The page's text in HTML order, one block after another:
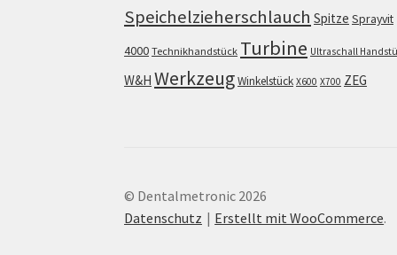
Speichelzieherschlauch Spitze Sprayvit
4000 Technikhandstück Turbine Ultraschall
W&H WerkzeugWinkelstück X600 X700 ZEG
© Dentalmetronic 2026
Datenschutz
Erstellt mit WooCommerce.